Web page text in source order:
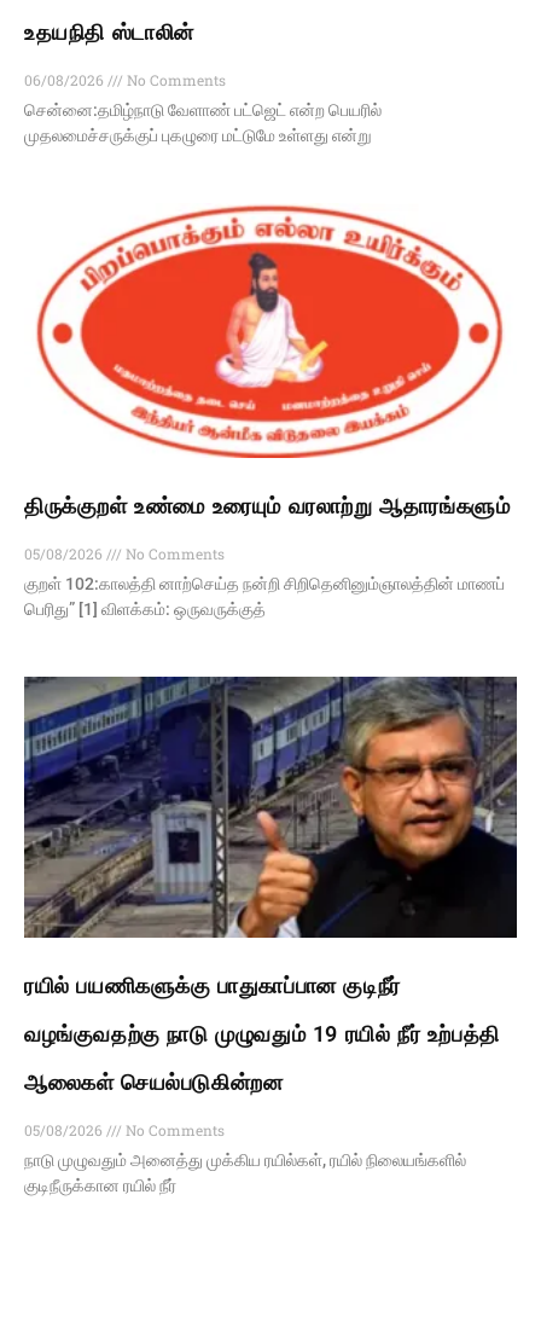
உதயநிதி ஸ்டாலின்
06/08/2026
No Comments
சென்னை:தமிழ்நாடு வேளாண் பட்ஜெட் என்ற பெயரில்
முதலமைச்சருக்குப் புகழுரை மட்டுமே உள்ளது என்று
திருக்குறள் உண்மை உரையும் வரலாற்று ஆதாரங்களும்
05/08/2026
No Comments
குறள் 102:காலத்தி னாற்செய்த நன்றி சிறிதெனினும்ஞாலத்தின் மாணப்
பெரிது” [1] விளக்கம்: ஒருவருக்குத்
ரயில் பயணிகளுக்கு பாதுகாப்பான குடிநீர்
வழங்குவதற்கு நாடு முழுவதும் 19 ரயில் நீர் உற்பத்தி
ஆலைகள் செயல்படுகின்றன
05/08/2026
No Comments
நாடு முழுவதும் அனைத்து முக்கிய ரயில்கள், ரயில் நிலையங்களில்
குடிநீருக்கான ரயில் நீர்